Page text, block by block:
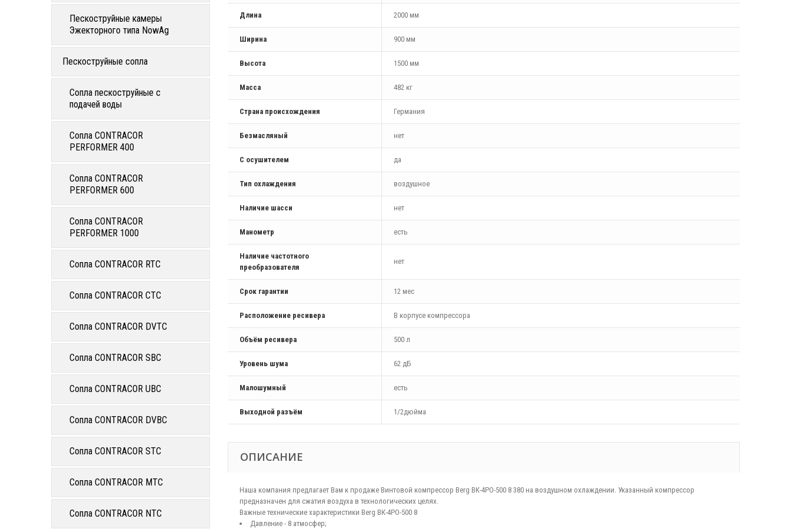
Пескоструйные камеры
Эжекторного типа NowAg
Пескоструйные сопла
Сопла пескоструйные с
подачей воды
Сопла CONTRACOR
PERFORMER 400
Сопла CONTRACOR
PERFORMER 600
Сопла CONTRACOR
PERFORMER 1000
Сопла CONTRACOR RTC
Сопла CONTRACOR CTC
Сопла CONTRACOR DVTC
Сопла CONTRACOR SBC
Сопла CONTRACOR UBC
Сопла CONTRACOR DVBC
Сопла CONTRACOR STC
Сопла CONTRACOR MTC
Сопла CONTRACOR NTC
Длина 2000 мм
Ширина 900 мм
Высота 1500 мм
Масса 482 кг
Страна происхождения Германия
Безмасляный нет
С осушителем да
Тип охлаждения воздушное
Наличие шасси нет
Манометр есть
Наличие частотного
преобразователя
нет
Срок гарантии 12 мес
Расположение ресивера В корпусе компрессора
Объём ресивера 500 л
Уровень шума 62 дБ
Малошумный есть
Выходной разъём 1/2дюйма
ОПИСАНИЕ
Наша компания предлагает Вам к продаже Винтовой компрессор Berg ВК-4РО-500 8 380 на воздушном охлаждении. Указанный компрессор
предназначен для сжатия воздуха в технологических целях.
Важные технические характеристики Berg ВК-4РО-500 8
Давление - 8 атмосфер;